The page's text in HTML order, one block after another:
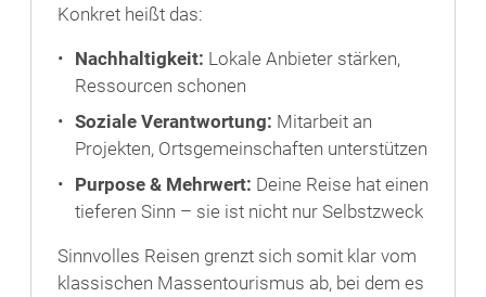
Konkret heißt das:
Nachhaltigkeit: Lokale Anbieter stärken,
Ressourcen schonen
Soziale Verantwortung: Mitarbeit an
Projekten, Ortsgemeinschaften unterstützen
Purpose & Mehrwert: Deine Reise hat einen
tieferen Sinn – sie ist nicht nur Selbstzweck
Sinnvolles Reisen grenzt sich somit klar vom
klassischen Massentourismus ab, bei dem es